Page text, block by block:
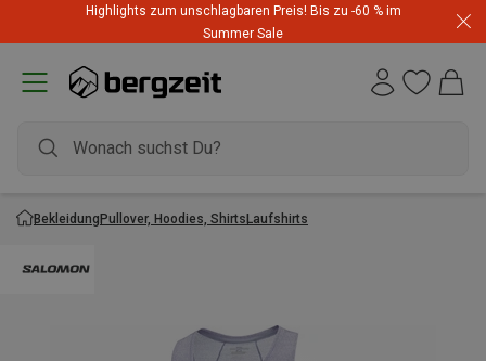
Highlights zum unschlagbaren Preis! Bis zu -60 % im
Summer Sale
BekleidungPullover, Hoodies, ShirtsLaufshirts